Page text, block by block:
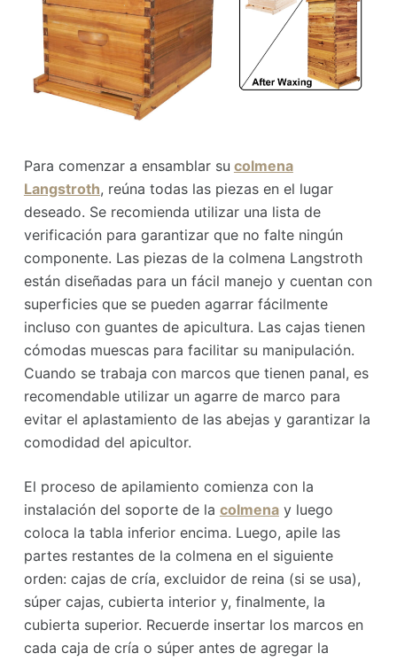
Para comenzar a ensamblar su colmena
Langstroth, reúna todas las piezas en el lugar
deseado. Se recomienda utilizar una lista de
verificación para garantizar que no falte ningún
componente. Las piezas de la colmena Langstroth
están diseñadas para un fácil manejo y cuentan con
superficies que se pueden agarrar fácilmente
incluso con guantes de apicultura. Las cajas tienen
cómodas muescas para facilitar su manipulación.
Cuando se trabaja con marcos que tienen panal, es
recomendable utilizar un agarre de marco para
evitar el aplastamiento de las abejas y garantizar la
comodidad del apicultor.
El proceso de apilamiento comienza con la
instalación del soporte de la colmenay luego
coloca la tabla inferior encima. Luego, apile las
partes restantes de la colmena en el siguiente
orden: cajas de cría, excluidor de reina (si se usa),
súper cajas, cubierta interior y, finalmente, la
cubierta superior. Recuerde insertar los marcos en
cada caja de cría o súper antes de agregar la